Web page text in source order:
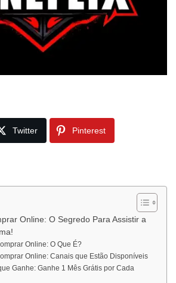
Twitter Pinterest
Online: O Segredo Para Assistir a
Online: O Que É?
Online: Canais que Estão Disponíveis
Ganhe: Ganhe 1 Mês Grátis por Cada